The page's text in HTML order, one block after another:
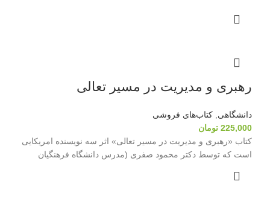
رهبری و مدیریت در مسیر تعالی
دانشگاهی, کتاب‌های فروشی
225,000 تومان
کتاب «رهبری و مدیریت در مسیر تعالی» اثر سه نویسنده امریکایی
است که توسط دکتر محمود صفری (مدرس دانشگاه فرهنگیان